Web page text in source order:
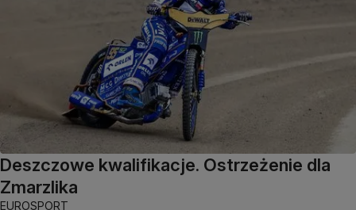
Deszczowe kwalifikacje. Ostrzeżenie dla
Zmarzlika
EUROSPORT